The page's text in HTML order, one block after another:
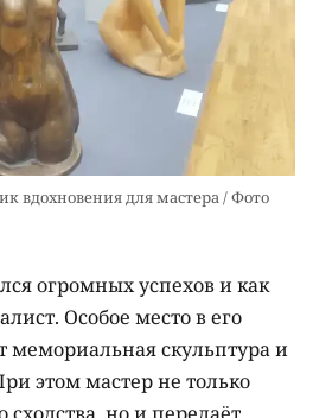
вдохновения для мастера / Фото
огромных успехов и как
Особое место в его
мемориальная скульптура и
этом мастер не только